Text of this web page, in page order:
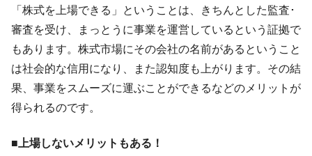
ン』1人当たり賠償10万ウォンを認定 ⇒ 総額3兆7,000億
『Money1』 韓国で猛暑。南東部では干ばつ
『Money1』
韓国型イージス搭載の次世代駆逐艦
「KDDX」1番艦、2032年竣工と公示
『Money1』
【対日本円】ウォン安が急進！ 日米の協調
に韓国がいっちょがみしたのでは。
は韓国で『BYD』車は売れている。6カ月で対前年同期比
「株式を上場できる」ということは、きちんとした監査･
審査を受け、まっとうに事業を運営しているという証拠で
もあります。株式市場にその会社の名前があるということ
は社会的な信用になり、また認知度も上がります。その結
果、事業をスムーズに運ぶことができるなどのメリットが
得られるのです。
■上場しないメリットもある！